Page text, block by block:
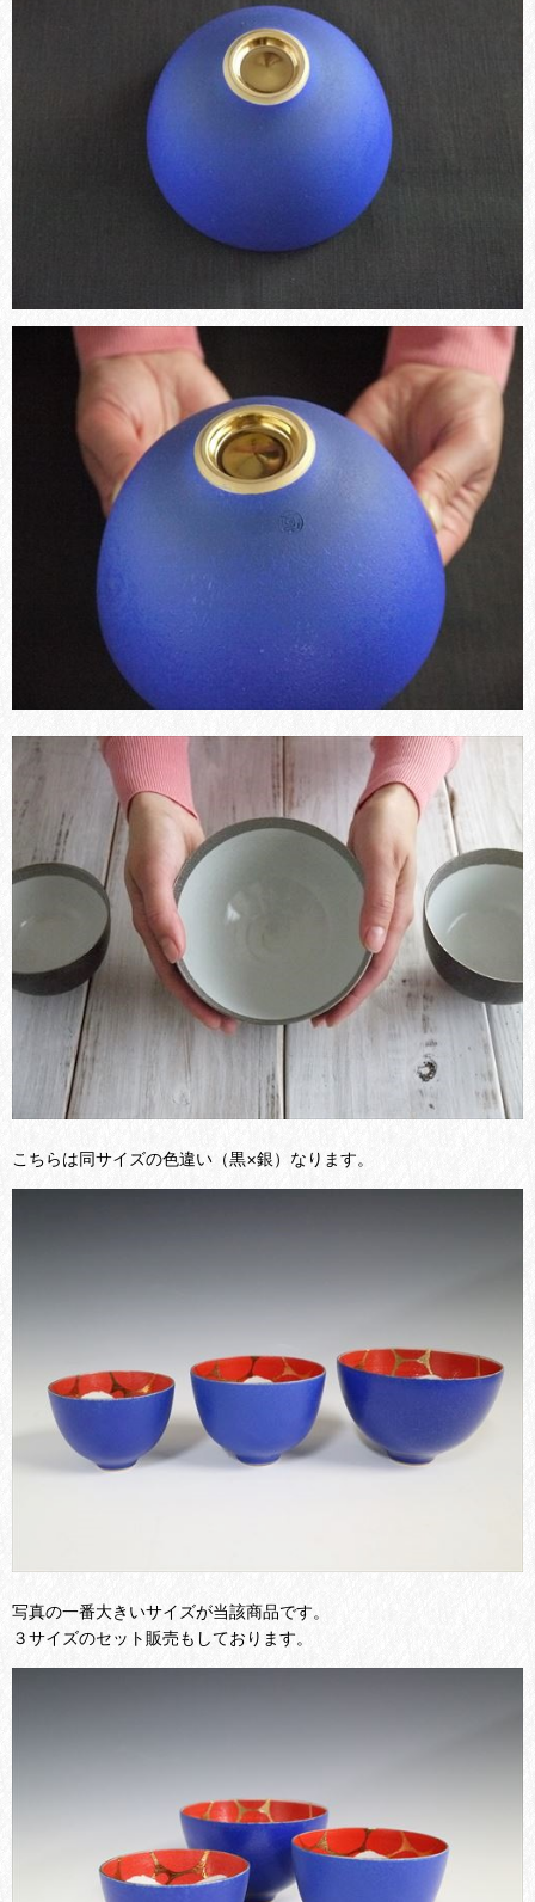
こちらは同サイズの色違い（黒×銀）なります。
写真の一番大きいサイズが当該商品です。
３サイズのセット販売もしております。